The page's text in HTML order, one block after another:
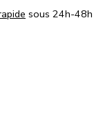
sous 24h-48h